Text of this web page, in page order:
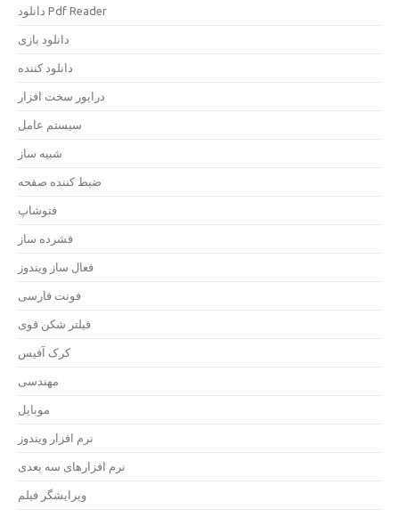
دانلود Pdf Reader
دانلود بازی
دانلود کننده
درایور سخت افزار
سیستم عامل
شبیه ساز
ضبط کننده صفحه
فتوشاپ
فشرده ساز
فعال ساز ویندوز
فونت فارسی
فیلتر شکن قوی
کرک آفیس
مهندسی
موبایل
نرم افزار ویندوز
نرم افزارهای سه بعدی
ویرایشگر فیلم